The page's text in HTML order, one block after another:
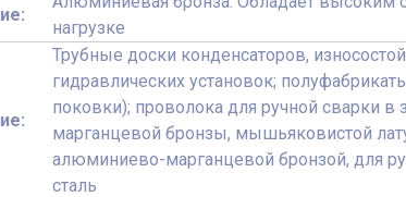
нагрузке
Трубные доски конденсаторов,
гидравлических установок;
поковки); проволока для ручной сварки
марганцевой бронзы, мышьяковистой
алюминиево-марганцевой бронзой, для
сталь